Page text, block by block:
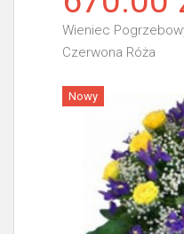
Wieniec
Czerwona Róża
Nowy